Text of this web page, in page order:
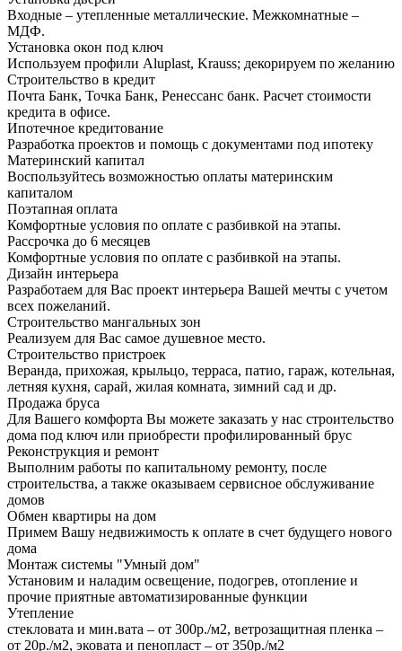
Входные – утепленные металлические. Межкомнатные –
МДФ.
Установка окон под ключ
Используем профили Aluplast, Krauss; декорируем по желанию
Строительство в кредит
Почта Банк, Точка Банк, Ренессанс банк. Расчет стоимости
кредита в офисе.
Ипотечное кредитование
Разработка проектов и помощь с документами под ипотеку
Материнский капитал
Воспользуйтесь возможностью оплаты материнским
капиталом
Поэтапная оплата
Комфортные условия по оплате с разбивкой на этапы.
Рассрочка до 6 месяцев
Комфортные условия по оплате с разбивкой на этапы.
Дизайн интерьера
Разработаем для Вас проект интерьера Вашей мечты с учетом
всех пожеланий.
Строительство мангальных зон
Реализуем для Вас самое душевное место.
Строительство пристроек
Веранда, прихожая, крыльцо, терраса, патио, гараж, котельная,
летняя кухня, сарай, жилая комната, зимний сад и др.
Продажа бруса
Для Вашего комфорта Вы можете заказать у нас строительство
дома под ключ или приобрести профилированный брус
Реконструкция и ремонт
Выполним работы по капитальному ремонту, после
строительства, а также оказываем сервисное обслуживание
домов
Обмен квартиры на дом
Примем Вашу недвижимость к оплате в счет будущего нового
дома
Монтаж системы "Умный дом"
Установим и наладим освещение, подогрев, отопление и
прочие приятные автоматизированные функции
Утепление
стекловата и мин.вата – от 300р./м2, ветрозащитная пленка –
от 20р./м2, эковата и пенопласт – от 350р./м2